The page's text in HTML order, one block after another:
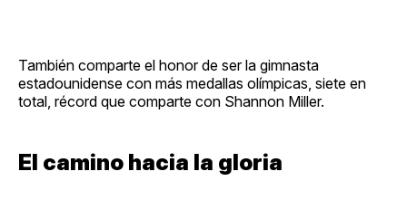
También comparte el honor de ser la gimnasta
estadounidense con más medallas olímpicas, siete en
total, récord que comparte con Shannon Miller.
El camino hacia la gloria